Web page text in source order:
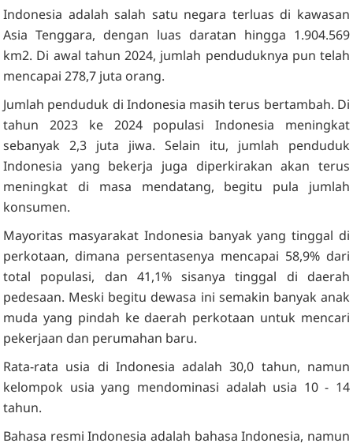
Indonesia adalah salah satu negara terluas di kawasan
Asia Tenggara, dengan luas daratan hingga 1.904.569
km2. Di awal tahun 2024, jumlah penduduknya pun telah
mencapai 278,7 juta orang.
Jumlah penduduk di Indonesia masih terus bertambah. Di
tahun 2023 ke 2024 populasi Indonesia meningkat
sebanyak 2,3 juta jiwa. Selain itu, jumlah penduduk
Indonesia yang bekerja juga diperkirakan akan terus
meningkat di masa mendatang, begitu pula jumlah
konsumen.
Mayoritas masyarakat Indonesia banyak yang tinggal di
perkotaan, dimana persentasenya mencapai 58,9% dari
total populasi, dan 41,1% sisanya tinggal di daerah
pedesaan. Meski begitu dewasa ini semakin banyak anak
muda yang pindah ke daerah perkotaan untuk mencari
pekerjaan dan perumahan baru.
Rata-rata usia di Indonesia adalah 30,0 tahun, namun
kelompok usia yang mendominasi adalah usia 10 - 14
tahun.
Bahasa resmi Indonesia adalah bahasa Indonesia, namun